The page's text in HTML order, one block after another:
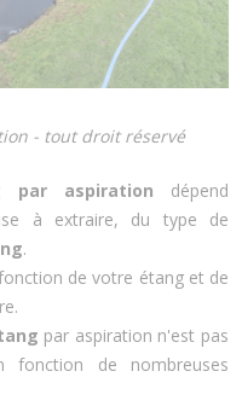
- tout droit réservé
par aspiration dépend
à extraire, du type de
.
de votre étang et de
par aspiration n'est pas
de nombreuses